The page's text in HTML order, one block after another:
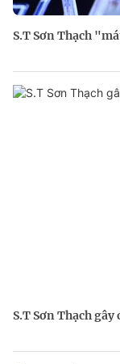
S.T Sơn Thạch
S.T Sơn Thạch